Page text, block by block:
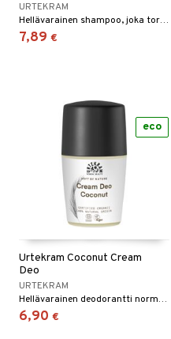
URTEKRAM
Hellävarainen shampoo, joka torjuu hilsettä ja on rikastettu panax ginsengillä.
7,89 €
Urtekram Coconut Cream
Deo
URTEKRAM
Hellävarainen deodorantti normaalille iholle pitää sinut raikkaana ja mukavana koko päivän.
6,90 €
eco